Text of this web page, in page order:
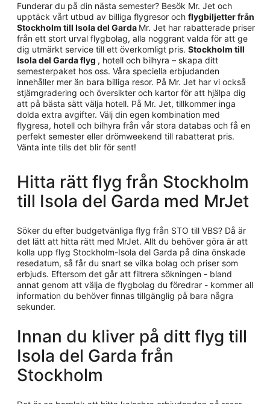
Funderar du på din nästa semester? Besök Mr. Jet och
upptäck vårt utbud av billiga flygresor och flygbiljetter från
Stockholm till Isola del Garda Mr. Jet har rabatterade priser
från ett stort urval flygbolag, alla noggrant valda för att ge
dig utmärkt service till ett överkomligt pris. Stockholm till
Isola del Garda flyg , hotell och bilhyra – skapa ditt
semesterpaket hos oss. Våra speciella erbjudanden
innehåller mer än bara billiga resor. På Mr. Jet har vi också
stjärngradering och översikter och kartor för att hjälpa dig
att på bästa sätt välja hotell. På Mr. Jet, tillkommer inga
dolda extra avgifter. Välj din egen kombination med
flygresa, hotell och bilhyra från vår stora databas och få en
perfekt semester eller drömweekend till rabatterat pris.
Vänta inte tills det blir för sent!
Hitta rätt flyg från Stockholm
till Isola del Garda med MrJet
Söker du efter budgetvänliga flyg från STO till VBS? Då är
det lätt att hitta rätt med MrJet. Allt du behöver göra är att
kolla upp flyg Stockholm-Isola del Garda på dina önskade
resedatum, så får du snart se vilka bolag och priser som
erbjuds. Eftersom det går att filtrera sökningen - bland
annat genom att välja de flygbolag du föredrar - kommer all
information du behöver finnas tillgänglig på bara några
sekunder.
Innan du kliver på ditt flyg till
Isola del Garda från
Stockholm